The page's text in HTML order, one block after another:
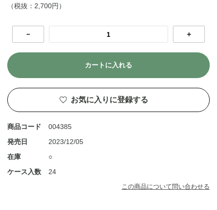
（税抜：2,700円）
－ ＋
カートに入れる
お気に入りに登録する
商品コード
004385
発売日
2023/12/05
在庫
○
ケース入数
24
この商品について問い合わせる